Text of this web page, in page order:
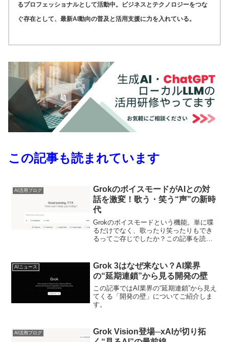
るプロフェッショナルとして活動中。ビジネスとテクノロジーをつな
ぐ存在として、最新AI動向の普及と活用支援に力を入れている。
この記事も読まれています
AI活用ブログ
GrokのボイスモードがAIとの対
話を激変！歌う・笑う“声”の新時
代
Grokのボイスモードという機能。単に喋
るだけでなく、歌ったり笑ったりもでき
るってご存じでしたか？この記事を読め
が私たちの日常やビジネスシーンを変え
ていくのか、その可能性を探る絶好の機
会にもなるでしょう。
AIニュース
Grok 3はなぜ来ない？AI業界
の“延期連鎖”から見る開発の壁
この記事ではAI業界の“延期連鎖”から見え
てくる「開発の壁」についてご紹介しま
す。
AI活用ブログ
Grok Vision登場─xAIが切り拓